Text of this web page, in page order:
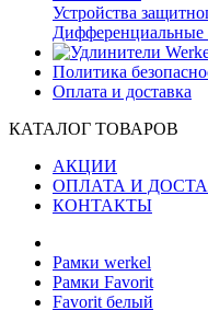
Устройства
Дифференциальные
Политика
Оплата и доставка
КАТАЛОГ ТОВАРОВ
АКЦИИ
ОПЛАТА И
КОНТАКТЫ
Рамки werkel
Рамки Favorit
Favorit белый